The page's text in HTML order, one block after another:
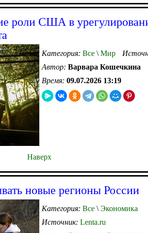
роли США в
Категория: Все \ Мир
Автор: Варвара Кошечкина
Время: 09.07.2026 13:19
Наверх
новые регионы России
Категория: Все \ Экономика
Источник: Lenta.ru